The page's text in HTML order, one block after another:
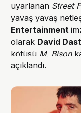
uyarlanan Street
yavaş yavaş
Entertainment
olarak David
kötüsü M. Bison
açıklandı.